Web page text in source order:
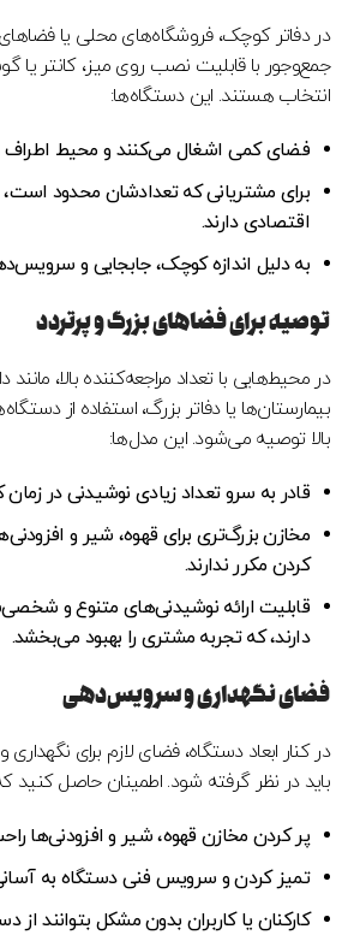
در دفاتر کوچک، فروشگاه‌های محلی یا
جمع‌وجور با قابلیت نصب روی میز، کانتر یا
انتخاب هستند. این دستگاه‌ها:
فضای کمی اشغال می‌کنند و محیط اطراف
برای مشتریانی که تعدادشان محدود
اقتصادی دارند.
به دلیل اندازه کوچک، جابجایی و
توصیه برای فضاهای بزرگ و پرتردد
در محیط‌هایی با تعداد مراجعه‌کننده بالا، مانند
بیمارستان‌ها یا دفاتر بزرگ، استفاده از
بالا توصیه می‌شود. این مدل‌ها:
قادر به سرو تعداد زیادی نوشیدنی در
مخازن بزرگ‌تری برای قهوه، شیر و افزودنی‌ها
کردن مکرر ندارند.
قابلیت ارائه نوشیدنی‌های متنوع و
دارند، که تجربه مشتری را بهبود می‌بخشد.
فضای نگهداری و سرویس‌دهی
در کنار ابعاد دستگاه، فضای لازم برای
باید در نظر گرفته شود. اطمینان حاصل کنید
پر کردن مخازن قهوه، شیر و افزودنی‌ها
تمیز کردن و سرویس فنی دستگاه به
کارکنان یا کاربران بدون مشکل بتوانند از